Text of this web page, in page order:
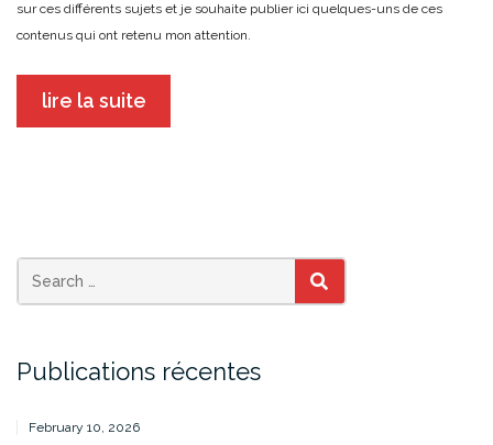
sur ces différents sujets et je souhaite publier ici quelques-uns de ces
contenus qui ont retenu mon attention.
lire la suite
SEARCH
Publications récentes
February 10, 2026